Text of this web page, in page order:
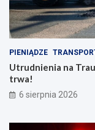
PIENIĄDZE
Utrudnienia na
trwa!
6 sierpnia 2026